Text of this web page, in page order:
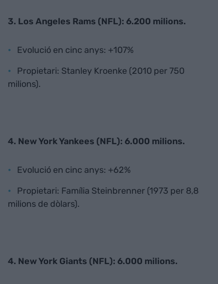
3. Los Angeles Rams (NFL): 6.200 milions.
Evolució en cinc anys: +107%
Propietari: Stanley Kroenke (2010 per 750
milions).
4. New York Yankees (NFL): 6.000 milions.
Evolució en cinc anys: +62%
Propietari: Família Steinbrenner (1973 per 8,8
milions de dòlars).
4. New York Giants (NFL): 6.000 milions.